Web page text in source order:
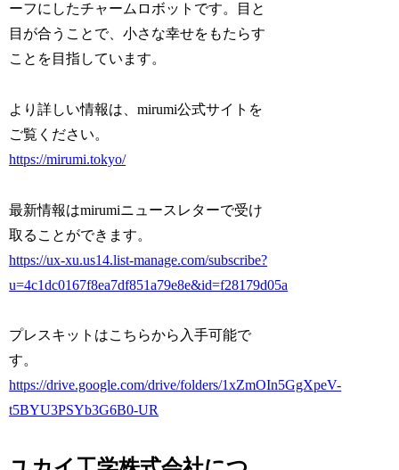
ーフにしたチャームロボットです。目と
目が合うことで、小さな幸せをもたらす
ことを目指しています。
より詳しい情報は、mirumi公式サイトを
ご覧ください。
https://mirumi.tokyo/
最新情報はmirumiニュースレターで受け
取ることができます。
https://ux-xu.us14.list-manage.com/subscribe?
u=4c1dc0167f8ea7df851a79e8e&id=f28179d05a
プレスキットはこちらから入手可能で
す。
https://drive.google.com/drive/folders/1xZmOIn5GgXpeV-
t5BYU3PSYb3G6B0-UR